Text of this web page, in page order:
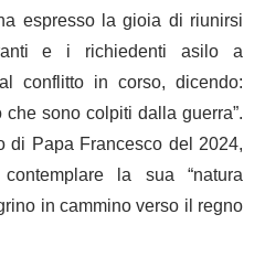
espresso la gioia di riunirsi
e i richiedenti asilo a
conflitto in corso, dicendo:
sono colpiti dalla guerra”.
Papa Francesco del 2024,
la sua “natura
in cammino verso il regno